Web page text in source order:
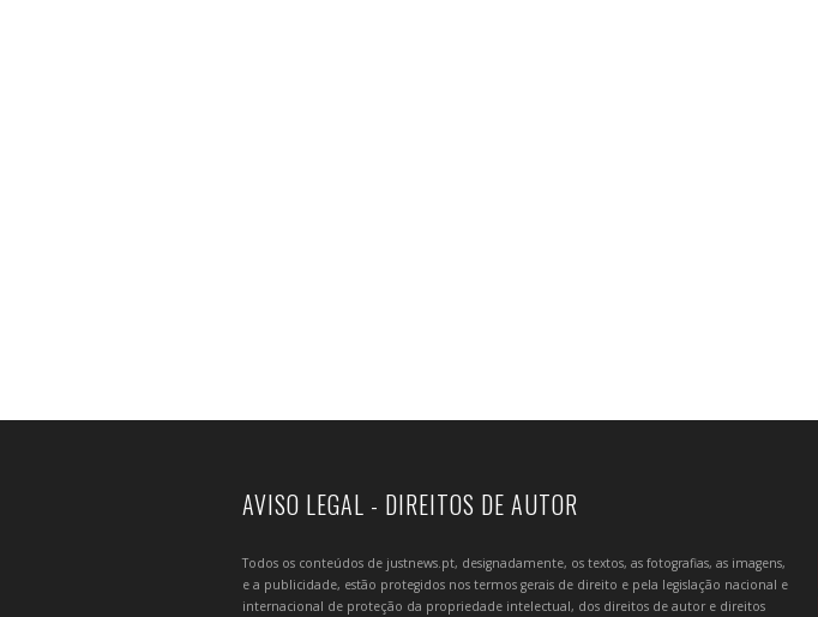
AVISO LEGAL - DIREITOS DE AUTOR
Todos os conteúdos de justnews.pt, designadamente, os textos, as fotografias, as imagens,
e a publicidade, estão protegidos nos termos gerais de direito e pela legislação nacional e
internacional de proteção da propriedade intelectual, dos direitos de autor e direitos